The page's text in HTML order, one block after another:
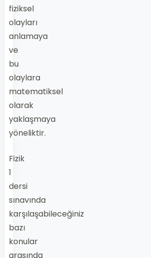
fiziksel
olayları
anlamaya
ve
bu
olaylara
matematiksel
olarak
yaklaşmaya
yöneliktir.
Fizik
1
dersi
sınavında
karşılaşabileceğiniz
bazı
konular
arasında